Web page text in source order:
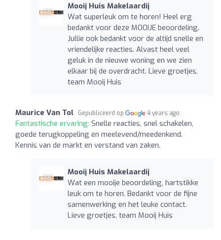
Mooij Huis Makelaardij
Wat superleuk om te horen! Heel erg
bedankt voor deze MOOIJE beoordeling.
Jullie ook bedankt voor de altijd snelle en
vriendelijke reacties. Alvast heel veel
geluk in de nieuwe woning en we zien
elkaar bij de overdracht. Lieve groetjes,
team Mooij Huis
Maurice Van Tol Gepubliceerd op 4 years ago
Fantastische ervaring: Snelle reacties, snel schakelen,
goede terugkoppeling en meelevend/meedenkend.
Kennis van de markt en verstand van zaken.
Mooij Huis Makelaardij
Wat een mooije beoordeling, hartstikke
leuk om te horen. Bedankt voor de fijne
samenwerking en het leuke contact.
Lieve groetjes, team Mooij Huis